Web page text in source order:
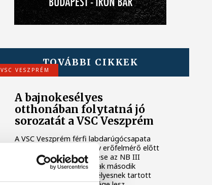
TOVÁBBI CIKKEK
VSC VESZPRÉM
A bajnokesélyes
otthonában folytatná jó
sorozatát a VSC Veszprém
A VSC Veszprém férfi labdarúgócsapata
szombaton újabb komoly erőfelmérő előtt
áll: Gunther Zsolt együttese az NB III
északnyugati csoportjának második
fordulójában a bajnokesélyesnek tartott